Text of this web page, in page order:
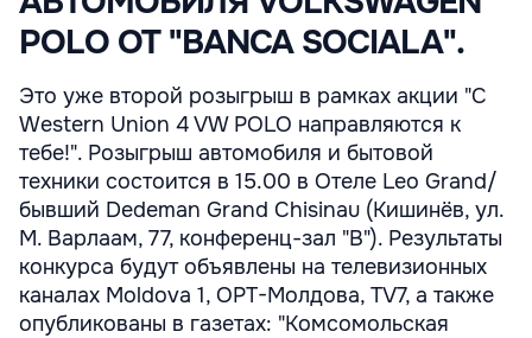
POLO ОТ "BANCA SOCIALA".
Это уже второй розыгрыш в рамках акции "С
Western Union 4 VW POLO направляются к
тебе!". Розыгрыш автомобиля и бытовой
техники состоится в 15.00 в Отеле Leo Grand/
бывший Dedeman Grand Chisinau (Кишинёв, ул.
М. Варлаам, 77, конференц-зал "B"). Результаты
конкурса будут объявлены на телевизионных
каналах Moldova 1, ОРТ-Молдова, TV7, а также
опубликованы в газетах: "Комсомольская